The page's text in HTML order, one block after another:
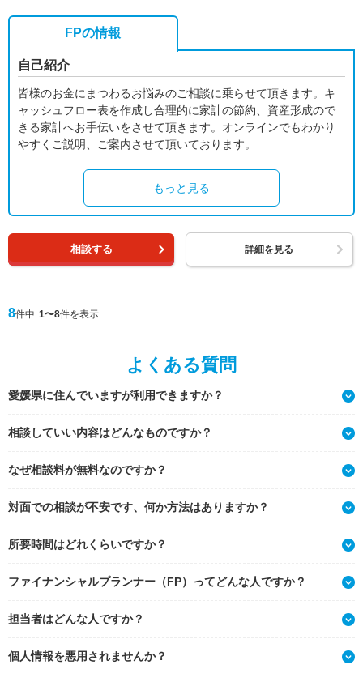
FPの情報
自己紹介
皆様のお金にまつわるお悩みのご相談に乗らせて頂きます。キ
ャッシュフロー表を作成し合理的に家計の節約、資産形成ので
きる家計へお手伝いをさせて頂きます。オンラインでもわかり
やすくご説明、ご案内させて頂いております。
もっと見る
相談する 詳細を見る
8件中 1〜8件を表示
よくある質問
愛媛県に住んでいますが利用できますか？
相談していい内容はどんなものですか？
なぜ相談料が無料なのですか？
対面での相談が不安です、何か方法はありますか？
所要時間はどれくらいですか？
ファイナンシャルプランナー（FP）ってどんな人ですか？
担当者はどんな人ですか？
個人情報を悪用されませんか？